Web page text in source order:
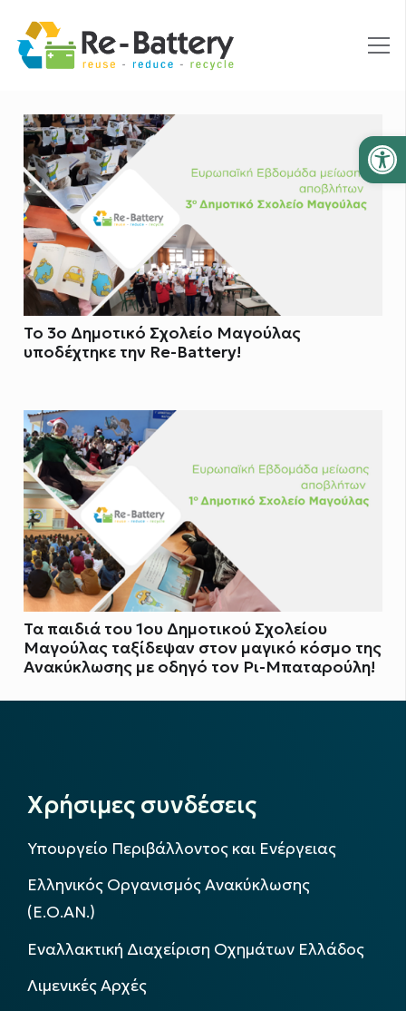
Το 3ο Δημοτικό Σχολείο Μαγούλας
υποδέχτηκε την Re-Battery!
Τα παιδιά του 1ου Δημοτικού Σχολείου
Μαγούλας ταξίδεψαν στον μαγικό κόσμο της
Ανακύκλωσης με οδηγό τον Ρι-Μπαταρούλη!
Χρήσιμες συνδέσεις
Υπουργείο Περιβάλλοντος και Ενέργειας
Ελληνικός Οργανισμός Ανακύκλωσης
(Ε.Ο.ΑΝ.)
Εναλλακτική Διαχείριση Οχημάτων Ελλάδος
Λιμενικές Αρχές